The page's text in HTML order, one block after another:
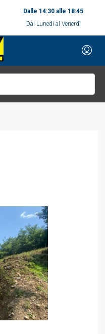
Dalle 14:30 alle 18:45
Dal Lunedì al Venerdì